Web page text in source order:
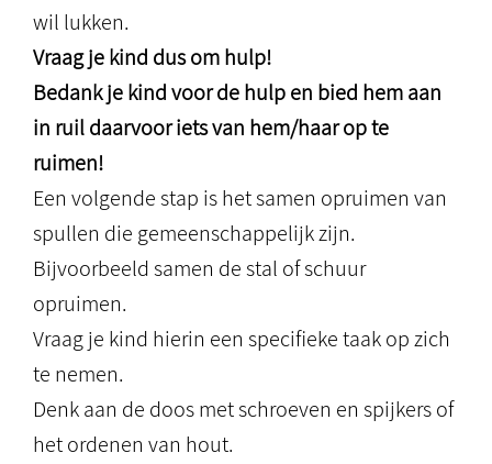
wil lukken.
Vraag je kind dus om hulp!
Bedank je kind voor de hulp en bied hem aan
in ruil daarvoor iets van hem/haar op te
ruimen!
Een volgende stap is het samen opruimen van
spullen die gemeenschappelijk zijn.
Bijvoorbeeld samen de stal of schuur
opruimen.
Vraag je kind hierin een specifieke taak op zich
te nemen.
Denk aan de doos met schroeven en spijkers of
het ordenen van hout.